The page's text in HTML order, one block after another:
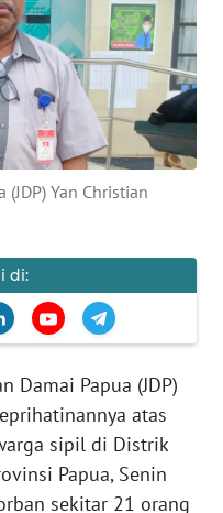
(JDP) Yan Christian
di:
Damai Papua (JDP)
atas
sipil di Distrik
Papua, Senin
sekitar 21 orang